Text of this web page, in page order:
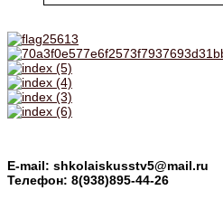
E-mail: shkolaiskusstv5@mail.ru
Телефон: 8(938)895-44-26